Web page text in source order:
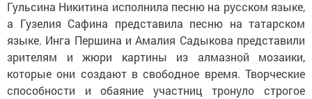
Гульсина Никитина исполнила песню на русском языке,
а Гузелия Сафина представила песню на татарском
языке. Инга Першина и Амалия Садыкова представили
зрителям и жюри картины из алмазной мозаики,
которые они создают в свободное время. Творческие
способности и обаяние участниц тронуло строгое